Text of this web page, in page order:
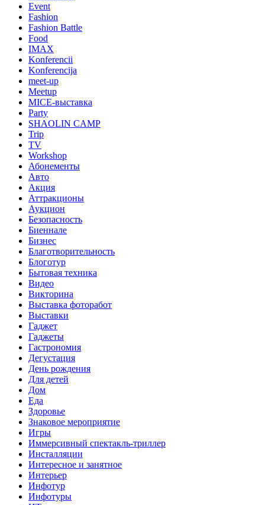
Event
Fashion
Fashion Battle
Food
IMAX
Konferencii
Konferencija
meet-up
Meetup
MICE-выставка
Party
SHAOLIN CAMP
Trip
TV
Workshop
Абонементы
Авто
Акция
Аттракционы
Аукцион
Безопасность
Биеннале
Бизнес
Благотворительность
Блоготур
Бытовая техника
Видео
Викторина
Выставка фоторабот
Выставки
Гаджет
Гаджеты
Гастрономия
Дегустация
День рождения
Для детей
Дом
Еда
Здоровье
Знаковое мероприятие
Игры
Иммерсивный спектакль-триллер
Инсталляции
Интересное и занятное
Интерьер
Инфотур
Инфотуры